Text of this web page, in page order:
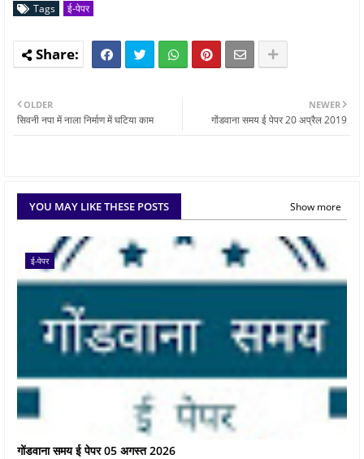
Tags ई-पेपर
NEWER
गोंडवाना समय ई पेपर 20 अप्रैल 2019
OLDER
सिवनी नपा में नाला निर्माण में घटिया काम
YOU MAY LIKE THESE POSTS Show more
ई-पेपर
गोंडवाना समय ई पेपर 05 अगस्त 2026